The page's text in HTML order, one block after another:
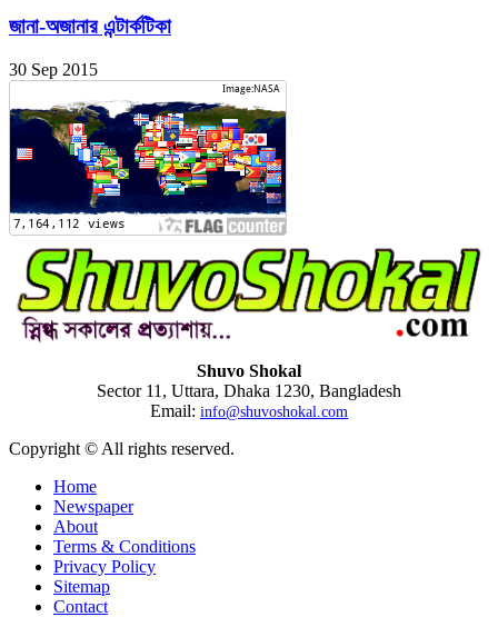
জানা-অজানার এন্টার্কটিকা
30 Sep 2015
Shuvo Shokal
Sector 11, Uttara, Dhaka 1230, Bangladesh
Email: info@shuvoshokal.com
Copyright © All rights reserved.
Home
Newspaper
About
Terms & Conditions
Privacy Policy
Sitemap
Contact